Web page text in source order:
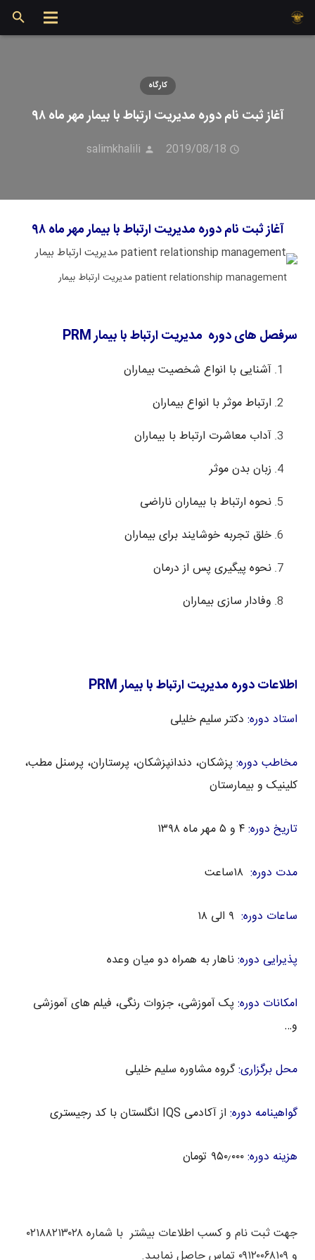
آغاز ثبت نام دوره مدیریت ارتباط با بیمار مهر ماه ۹۸
2019/08/18
salimkhalili
کارگاه
آغاز ثبت نام دوره مدیریت ارتباط با بیمار مهر ماه ۹۸
patient relationship management مدیریت ارتباط بیمار
سرفصل های دوره مدیریت ارتباط با بیمار PRM
آشنایی با انواع شخصیت بیماران
ارتباط موثر با انواع بیماران
آداب معاشرت ارتباط با بیماران
زبان بدن موثر
نحوه ارتباط با بیماران ناراضی
خلق تجربه خوشایند برای بیماران
نحوه پیگیری پس از درمان
وفادار سازی بیماران
اطلاعات دوره مدیریت ارتباط با بیمار PRM
استاد دوره: دکتر سلیم خلیلی
مخاطب دوره: پزشکان، دندانپزشکان، پرستاران، پرسنل مطب،
کلینیک و بیمارستان
تاریخ دوره:
مدت دوره:
ساعات دوره:
پذیرایی دوره:ناهار به همراه دو میان وعده
امکانات دوره: پک آموزشی، جزوات رنگی، فیلم های آموزشی
و…
محل برگزاری:گروه مشاوره سلیم خلیلی
گواهینامه دوره: از آکادمی IQS انگلستان با کد رجیستری
هزینه دوره:۹۵۰٫۰۰۰ تومان
جهت ثبت نام و کسب اطلاعات بیشتر با شماره ۰۲۱۸۸۲۱۳۰۲۸